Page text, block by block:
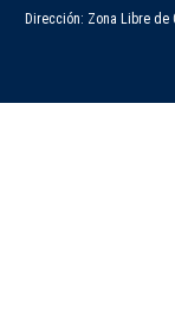
Dirección: Zona Libre de